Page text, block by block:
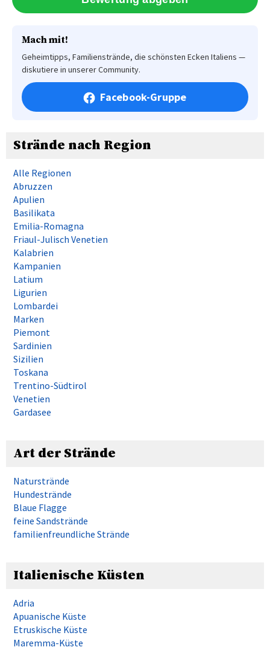
Mach mit!
Geheimtipps, Familienstrände, die schönsten Ecken Italiens —
diskutiere in unserer Community.
Facebook-Gruppe
Strände nach Region
Alle Regionen
Abruzzen
Apulien
Basilikata
Emilia-Romagna
Friaul-Julisch Venetien
Kalabrien
Kampanien
Latium
Ligurien
Lombardei
Marken
Piemont
Sardinien
Sizilien
Toskana
Trentino-Südtirol
Venetien
Gardasee
Art der Strände
Naturstrände
Hundestrände
Blaue Flagge
feine Sandstrände
familienfreundliche Strände
Italienische Küsten
Adria
Apuanische Küste
Etruskische Küste
Maremma-Küste